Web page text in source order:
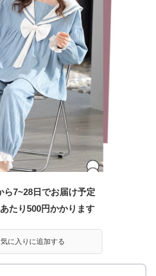
ら7~28日でお届け予定
たり500円かかります
に入りに追加する